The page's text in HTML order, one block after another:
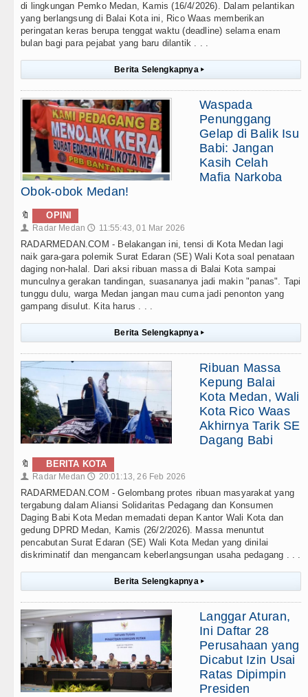
di lingkungan Pemko Medan, Kamis (16/4/2026). Dalam pelantikan
yang berlangsung di Balai Kota ini, Rico Waas memberikan
peringatan keras berupa tenggat waktu (deadline) selama enam
bulan bagi para pejabat yang baru dilantik . . .
Berita Selengkapnya ▸
Waspada
Penunggang
Gelap di Balik Isu
Babi: Jangan
Kasih Celah
Mafia Narkoba
Obok-obok Medan!
🔖 OPINI
👤 Radar Medan 🕔 11:55:43, 01 Mar 2026
RADARMEDAN.COM - Belakangan ini, tensi di Kota Medan lagi
naik gara-gara polemik Surat Edaran (SE) Wali Kota soal penataan
daging non-halal. Dari aksi ribuan massa di Balai Kota sampai
munculnya gerakan tandingan, suasananya jadi makin "panas". Tapi
tunggu dulu, warga Medan jangan mau cuma jadi penonton yang
gampang disulut. Kita harus . . .
Berita Selengkapnya ▸
Ribuan Massa
Kepung Balai
Kota Medan, Wali
Kota Rico Waas
Akhirnya Tarik SE
Dagang Babi
🔖 BERITA KOTA
👤 Radar Medan 🕔 20:01:13, 26 Feb 2026
RADARMEDAN.COM - Gelombang protes ribuan masyarakat yang
tergabung dalam Aliansi Solidaritas Pedagang dan Konsumen
Daging Babi Kota Medan memadati depan Kantor Wali Kota dan
gedung DPRD Medan, Kamis (26/2/2026). Massa menuntut
pencabutan Surat Edaran (SE) Wali Kota Medan yang dinilai
diskriminatif dan mengancam keberlangsungan usaha pedagang . . .
Berita Selengkapnya ▸
Langgar Aturan,
Ini Daftar 28
Perusahaan yang
Dicabut Izin Usai
Ratas Dipimpin
Presiden